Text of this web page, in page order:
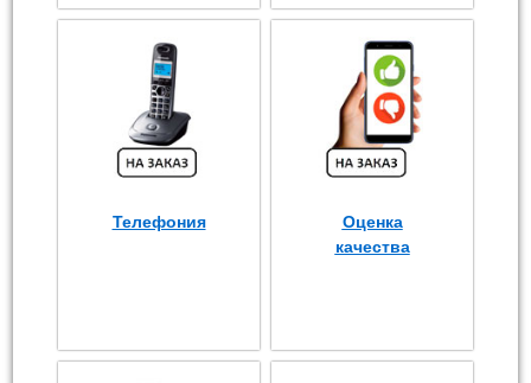
Телефония
Оценка
качества